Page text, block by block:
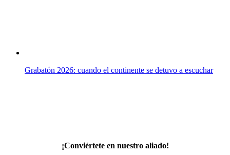
Grabatón 2026: cuando el continente se detuvo a escuchar
¡Conviértete en nuestro aliado!